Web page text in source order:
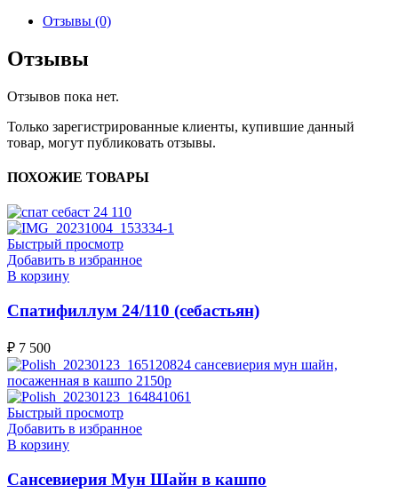
Отзывы (0)
Отзывы
Отзывов пока нет.
Только зарегистрированные клиенты, купившие данный
товар, могут публиковать отзывы.
ПОХОЖИЕ ТОВАРЫ
Быстрый просмотр
Добавить в избранное
В корзину
Спатифиллум 24/110 (себастьян)
₽ 7 500
Быстрый просмотр
Добавить в избранное
В корзину
Сансевиерия Мун Шайн в кашпо